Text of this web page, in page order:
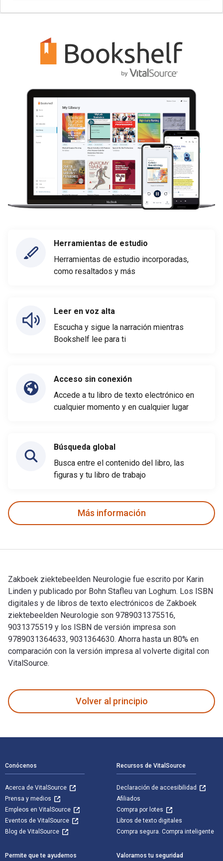
Herramientas de estudio
Herramientas de estudio incorporadas,
como resaltados y más
Leer en voz alta
Escucha y sigue la narración mientras
Bookshelf lee para ti
Acceso sin conexión
Accede a tu libro de texto electrónico en
cualquier momento y en cualquier lugar
Búsqueda global
Busca entre el contenido del libro, las
figuras y tu libro de trabajo
Más información
Zakboek ziektebeelden Neurologie fue escrito por Karin
Linden y publicado por Bohn Stafleu van Loghum. Los ISBN
digitales y de libros de texto electrónicos de Zakboek
ziektebeelden Neurologie son 9789031375516,
9031375519 y los ISBN de versión impresa son
9789031364633, 9031364630. Ahorra hasta un 80% en
comparación con la versión impresa al volverte digital con
VitalSource.
Volver al principio
Conócenos
Acerca de VitalSource
Prensa y medios
Empleos en VitalSource
Eventos de VitalSource
Blog de VitalSource
Recursos de VitalSource
Declaración de accesibilidad
Afiliados
Compra por lotes
Libros de texto digitales
Compra segura. Compra inteligente
Permite que te ayudemos Valoramos tu seguridad